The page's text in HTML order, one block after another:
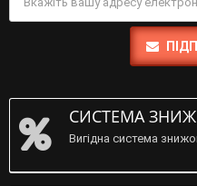
СИСТЕМА
Вигідна система